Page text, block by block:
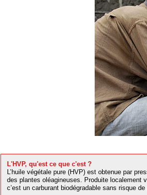
L'HVP, qu'est ce que c'est ?
L’huile végétale pure (HVP) est obtenue par
des plantes oléagineuses. Produite localement
c’est un carburant biodégradable sans risque de